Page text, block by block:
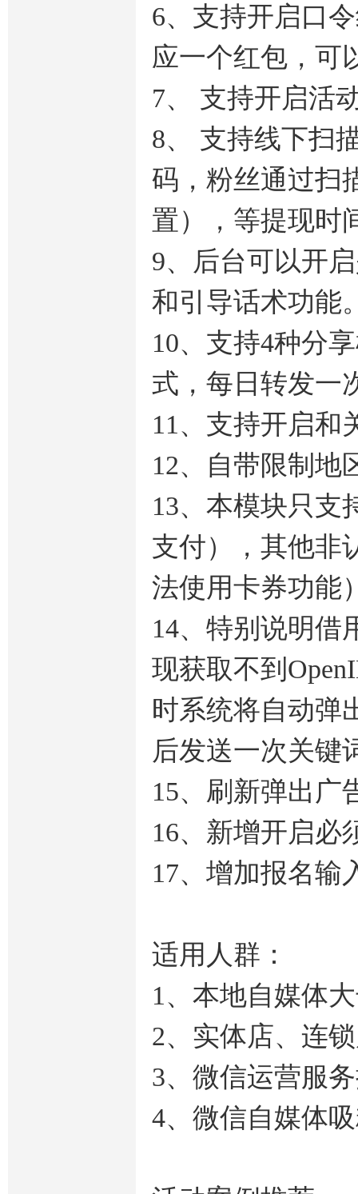
6、支持开启口
应一个红包，可
7、 支持开启活
8、 支持线下扫
码，粉丝通过扫
置），等提现时
9、后台可以开
和引导话术功能
10、支持4种分
式，每日转发一
11、支持开启和
12、自带限制地
13、本模块只支
支付），其他非
法使用卡券功能
14、特别说明借
现获取不到
时系统将自动弹
后发送一次关键
15、刷新弹出广
16、新增开启必
17、增加报名输
适用人群：
1、本地自媒体
2、实体店、连
3、微信运营服
4、微信自媒体